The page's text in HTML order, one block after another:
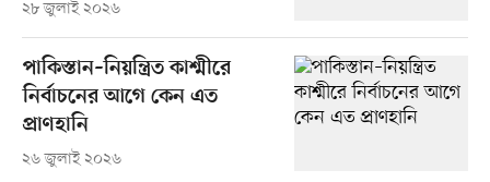
২৮ জুলাই ২০২৬
পাকিস্তান–নিয়ন্ত্রিত কাশ্মীরে
নির্বাচনের আগে কেন এত
প্রাণহানি
২৬ জুলাই ২০২৬